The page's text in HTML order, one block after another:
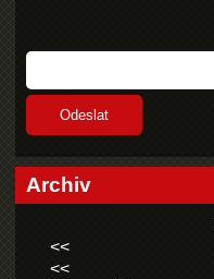
Archiv
<<
<<